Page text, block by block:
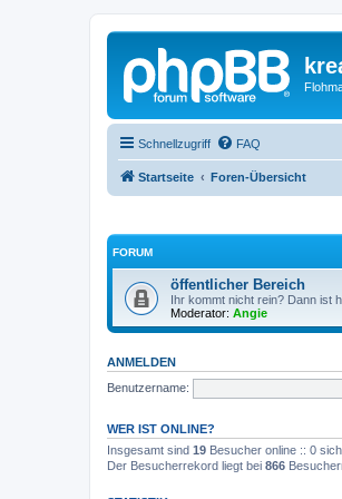
Schnellzugriff FAQ
Startseite Foren-Übersicht
FORUM
öffentlicher Bereich
Ihr kommt nicht rein? Dann ist
Moderator: Angie
ANMELDEN
Benutzername:
WER IST ONLINE?
Insgesamt sind 19 Besucher online :: 0
Der Besucherrekord liegt bei 866